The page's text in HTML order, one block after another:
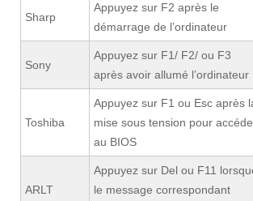
Sharp
Appuyez sur F2 après le
démarrage de l’ordinateur
Sony
Appuyez sur F1/ F2/ ou F3
après avoir allumé l’ordinateur
Toshiba
Appuyez sur F1 ou Esc après
mise sous tension pour
au BIOS
ARLT
Appuyez sur Del ou F11
le message correspondant